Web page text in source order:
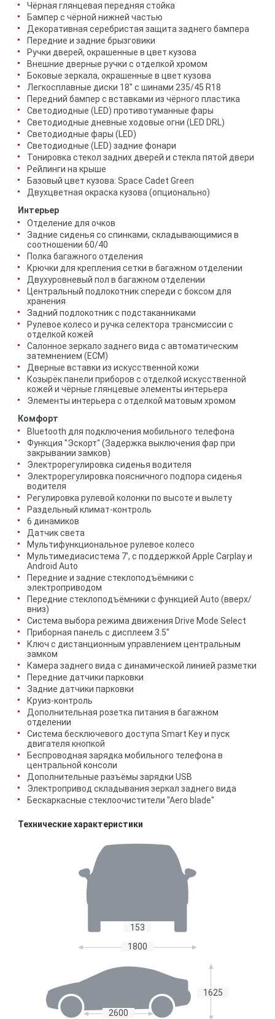
Чёрная глянцевая передняя стойка
Бампер с чёрной нижней частью
Декоративная серебристая защита заднего бампера
Передние и задние брызговики
Ручки дверей, окрашенные в цвет кузова
Внешние дверные ручки с отделкой хромом
Боковые зеркала, окрашенные в цвет кузова
Легкосплавные диски 18" с шинами 235/45 R18
Передний бампер с вставками из чёрного пластика
Светодиодные (LED) противотуманные фары
Светодиодные дневные ходовые огни (LED DRL)
Светодиодные фары (LED)
Светодиодные (LED) задние фонари
Тонировка стекол задних дверей и стекла пятой двери
Рейлинги на крыше
Базовый цвет кузова: Space Cadet Green
Двухцветная окраска кузова (опционально)
Интерьер
Отделение для очков
Задние сиденья со спинками, складывающимися в
соотношении 60/40
Полка багажного отделения
Крючки для крепления сетки в багажном отделении
Двухуровневый пол в багажном отделении
Центральный подлокотник спереди с боксом для
хранения
Задний подлокотник с подстаканниками
Рулевое колесо и ручка селектора трансмиссии с
отделкой кожей
Салонное зеркало заднего вида с автоматическим
затемнением (ECM)
Дверные вставки из искусственной кожи
Козырёк панели приборов с отделкой искусственной
кожей и чёрные глянцевые элементы интерьера
Элементы интерьера с отделкой матовым хромом
Комфорт
Bluetooth для подключения мобильного телефона
Функция "Эскорт" (Задержка выключения фар при
закрывании замков)
Электрорегулировка сиденья водителя
Электрорегулировка поясничного подпора сиденья
водителя
Регулировка рулевой колонки по высоте и вылету
Раздельный климат-контроль
6 динамиков
Датчик света
Мультифункциональное рулевое колесо
Мультимедиасистема 7', с поддержкой Apple Carplay и
Android Auto
Передние и задние стеклоподъёмники с
электроприводом
Передние стеклоподъёмники с функцией Auto (вверх/
вниз)
Система выбора режима движения Drive Mode Select
Приборная панель с дисплеем 3.5"
Ключ с дистанционным управлением центральным
замком
Камера заднего вида с динамической линией разметки
Передние датчики парковки
Задние датчики парковки
Круиз-контроль
Дополнительная розетка питания в багажном
отделении
Система бесключевого доступа Smart Key и пуск
двигателя кнопкой
Беспроводная зарядка мобильного телефона в
центральной консоли
Дополнительные разъёмы зарядки USB
Электропривод складывания зеркал заднего вида
Бескаркасные стеклоочистители "Aero blade"
Технические характеристики
153
1800
2600
1625